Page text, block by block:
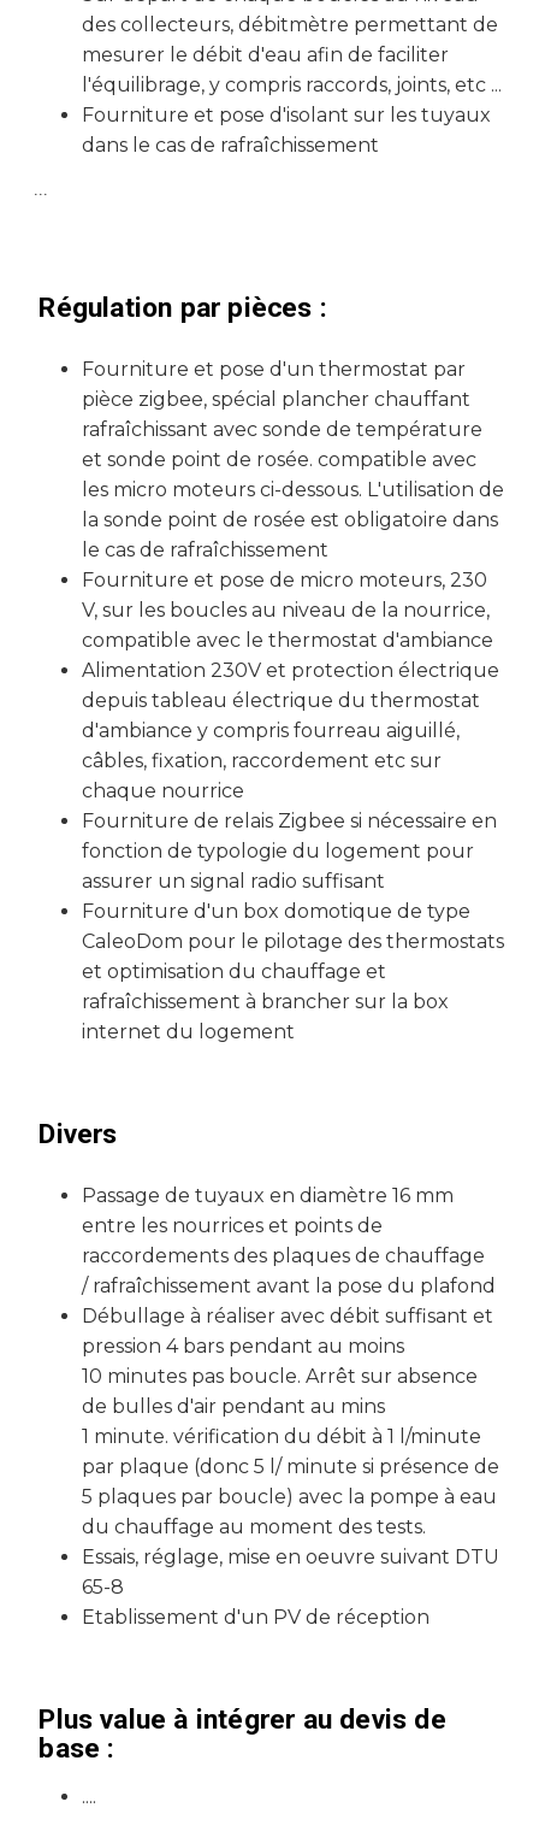
des collecteurs, débitmètre permettant de
mesurer le débit d'eau afin de faciliter
l'équilibrage, y compris raccords, joints, etc ...
Fourniture et pose d'isolant sur les tuyaux
dans le cas de rafraîchissement
...
Régulation par pièces :
Fourniture et pose d'un thermostat par
pièce zigbee, spécial plancher chauffant
rafraîchissant avec sonde de température
et sonde point de rosée. compatible avec
les micro moteurs ci-dessous. L'utilisation de
la sonde point de rosée est obligatoire dans
le cas de rafraîchissement
Fourniture et pose de micro moteurs, 230
V, sur les boucles au niveau de la nourrice,
compatible avec le thermostat d'ambiance
Alimentation 230V et protection électrique
depuis tableau électrique du thermostat
d'ambiance y compris fourreau aiguillé,
câbles, fixation, raccordement etc sur
chaque nourrice
Fourniture de relais Zigbee si nécessaire en
fonction de typologie du logement pour
assurer un signal radio suffisant
Fourniture d'un box domotique de type
CaleoDom pour le pilotage des thermostats
et optimisation du chauffage et
rafraîchissement à brancher sur la box
internet du logement
Divers
Passage de tuyaux en diamètre 16 mm
entre les nourrices et points de
raccordements des plaques de chauffage
/ rafraîchissement avant la pose du plafond
Débullage à réaliser avec débit suffisant et
pression 4 bars pendant au moins
10 minutes pas boucle. Arrêt sur absence
de bulles d'air pendant au mins
1 minute. vérification du débit à 1 l/minute
par plaque (donc 5 l/ minute si présence de
5 plaques par boucle) avec la pompe à eau
du chauffage au moment des tests.
Essais, réglage, mise en oeuvre suivant DTU
65-8
Etablissement d'un PV de réception
Plus value à intégrer au devis de
base :
....